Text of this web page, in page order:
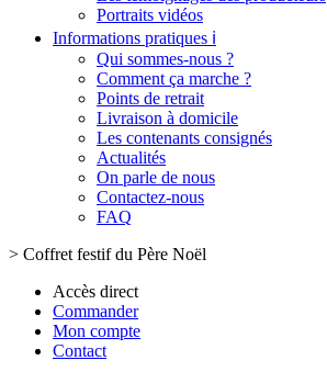
Portraits vidéos
Informations pratiques ℹ️
Qui sommes-nous ?
Comment ça marche ?
Points de retrait
Livraison à domicile
Les contenants consignés
Actualités
On parle de nous
Contactez-nous
FAQ
> Coffret festif du Père Noël
Accès direct
Commander
Mon compte
Contact